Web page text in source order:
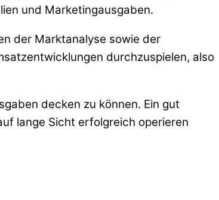
und Marketingausgaben.
der Marktanalyse sowie der
durchzuspielen, also
decken zu können. Ein gut
lange Sicht erfolgreich operieren